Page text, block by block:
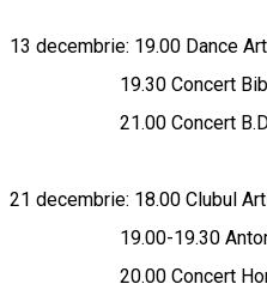
13 decembrie: 19.00 Dance
19.30 Concert
21.00 Concert
21 decembrie: 18.00 Clubul
19.00-19.30
20.00 Concert Horia